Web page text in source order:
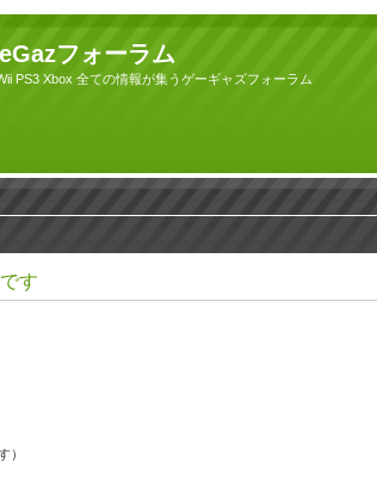
フォーラム
PS3 Xbox 全ての情報が集うゲーギャズフォーラム
す
）